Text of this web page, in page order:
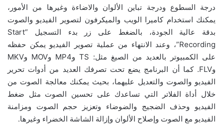
درجة السطوع ودرجة تباين الألوان والاضاءة وغيرها من الأمور،
يمكنك استخدام كاميرا الويب والميكرفون لتصوير الفيديو والصوت
بدقة عالية الجودة، بالضغط على زر بدء التسجيل “Start
Recording”، وعند الانتهاء من عملية تصوير الفيديو يمكن حفظه
على الكمبيوتر بالعديد من الصيغ مثل: TS وMP4 وMOV وMKV
وFLV. كما أن البرنامج يضع تحت تصرفك العديد من أدوات تحرير
الفيديو والصوت والتعديل عليهما، بحيث يمكنك معالجة الصوت من
خلال أداة الفلاتر التي تساعدك على تحسين الصوت مثل ضغط
الفيديو وحذف الضجيج والضوضاء وتعزيز حجم الصوت ومزامنة
الفيديو مع الصوت وإصلاح الألوان وإزالة الشاشة الخضراء وغيرها.